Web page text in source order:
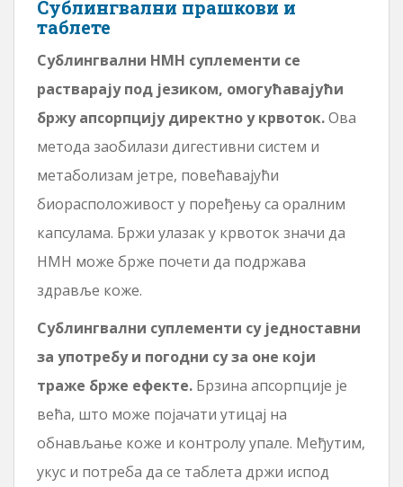
Сублингвални прашкови и
таблете
Сублингвални НМН суплементи се
растварају под језиком, омогућавајући
бржу апсорпцију директно у крвоток.Ова
метода заобилази дигестивни систем и
метаболизам јетре, повећавајући
биорасположивост у поређењу са оралним
капсулама. Бржи улазак у крвоток значи да
НМН може брже почети да подржава
здравље коже.
Сублингвални суплементи су једноставни
за употребу и погодни су за оне који
траже брже ефекте. Брзина апсорпције је
већа, што може појачати утицај на
обнављање коже и контролу упале. Међутим,
укус и потреба да се таблета држи испод